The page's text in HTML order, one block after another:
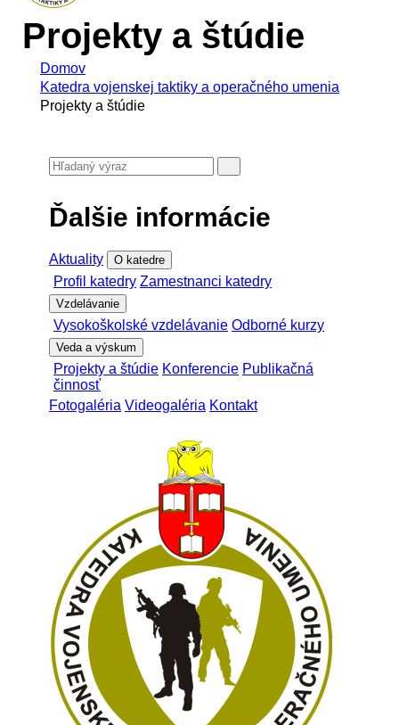
Projekty a štúdie
Domov
Katedra vojenskej taktiky a operačného umenia
Projekty a štúdie
Ďalšie informácie
Aktuality O katedre
Profil katedry Zamestnanci katedry
Vzdelávanie
Vysokoškolské vzdelávanie Odborné kurzy
Veda a výskum
Projekty a štúdie Konferencie Publikačná
činnosť
Fotogaléria Videogaléria Kontakt